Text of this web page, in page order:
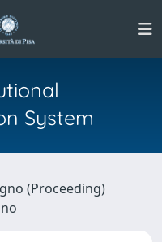
System
(Proceeding)